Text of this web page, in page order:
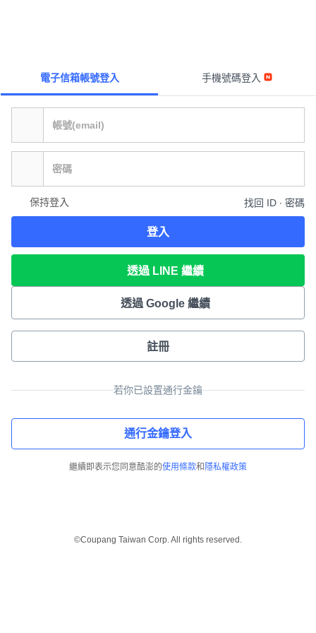
電子信箱帳號登入 手機號碼登入
保持登入 找回 ID ∙ 密碼
登入
透過 LINE 繼續
透過 Google 繼續
註冊
若你已設置通行金鑰
通行金鑰登入
繼續即表示您同意酷澎的使用條款和 隱私權政策
©Coupang Taiwan Corp. All rights reserved.